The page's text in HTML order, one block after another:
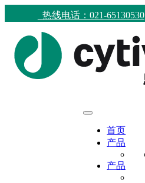
热线电话：021-65130530
首页
产品
产品